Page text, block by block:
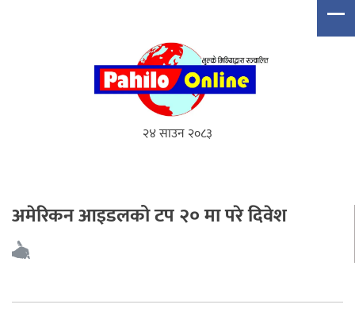
२४ साउन २०८३
अमेरिकन आइडलको टप २० मा परे दिवेश